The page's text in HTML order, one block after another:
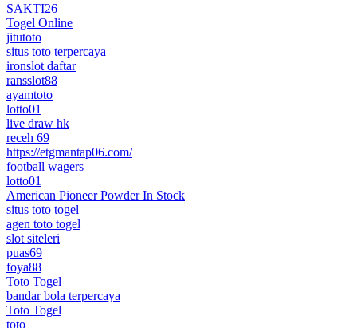
SAKTI26
Togel Online
jitutoto
situs toto terpercaya
ironslot daftar
ransslot88
ayamtoto
lotto01
live draw hk
receh 69
https://etgmantap06.com/
football wagers
lotto01
American Pioneer Powder In Stock
situs toto togel
agen toto togel
slot siteleri
puas69
foya88
Toto Togel
bandar bola terpercaya
Toto Togel
toto